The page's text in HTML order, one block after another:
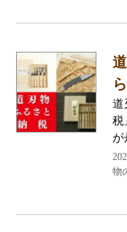
道
税
が
物